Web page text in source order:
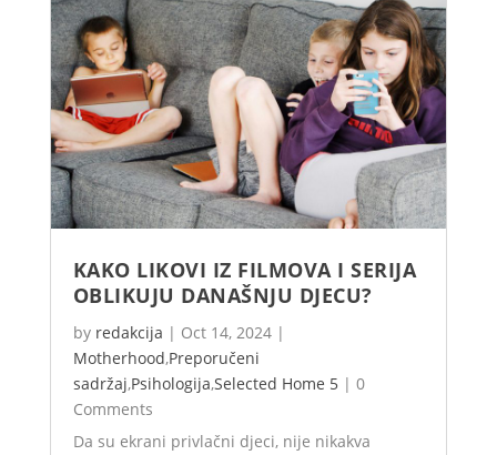
KAKO LIKOVI IZ FILMOVA I SERIJA
OBLIKUJU DANAŠNJU DJECU?
by redakcija | Oct 14, 2024 |
Motherhood,Preporučeni
sadržaj,Psihologija,Selected Home 5 | 0
Comments
Da su ekrani privlačni djeci, nije nikakva